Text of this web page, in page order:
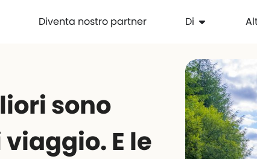
Diventa nostro partner Di
sono
E le